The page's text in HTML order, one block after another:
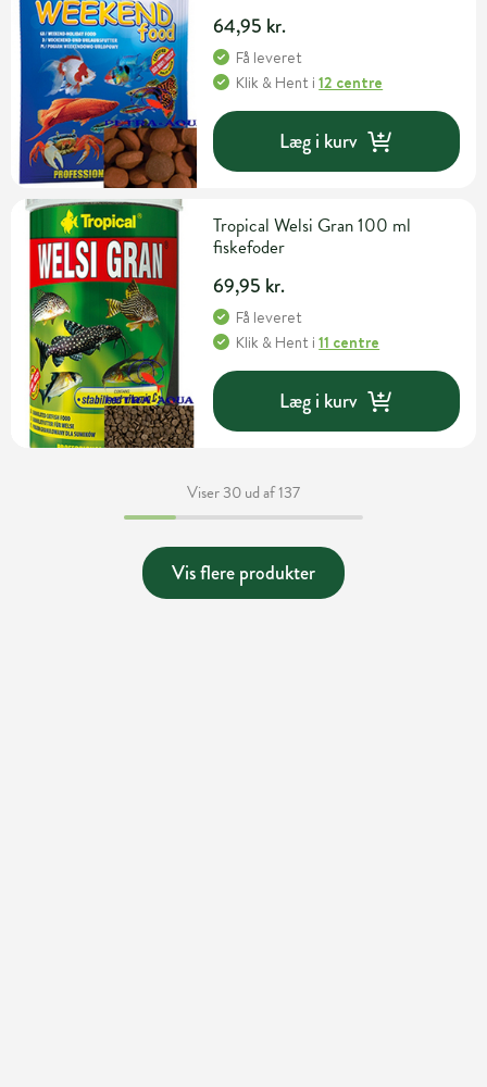
64,95 kr.
Få leveret
Klik & Hent i12 centre
Læg i kurv
Tropical Welsi Gran 100 ml
fiskefoder
69,95 kr.
Få leveret
Klik & Hent i11 centre
Læg i kurv
Viser 30 ud af 137
Vis flere produkter